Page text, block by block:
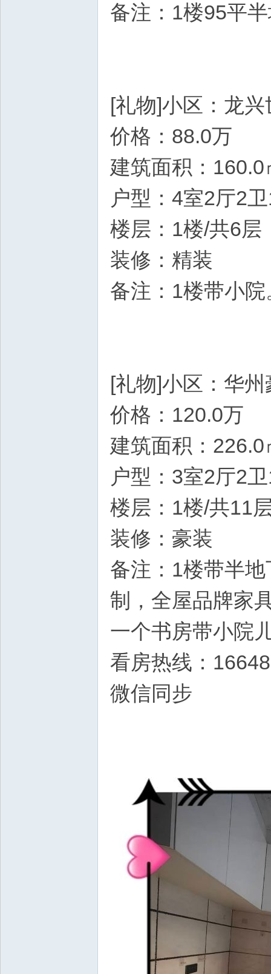
备注：1楼95平
[礼物]小区：龙兴
价格：88.0万
建筑面积：160.0
户型：4室2厅2
楼层：1楼/共6层
装修：精装
备注：1楼带小院
[礼物]小区：华州
价格：120.0万
建筑面积：226.0
户型：3室2厅2
楼层：1楼/共11
装修：豪装
备注：1楼带半
制，全屋品牌家
一个书房带小院
看房热线：
微信同步